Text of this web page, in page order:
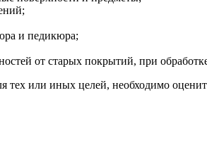
и педикюра;
от старых покрытий, при
или иных целей, необходимо